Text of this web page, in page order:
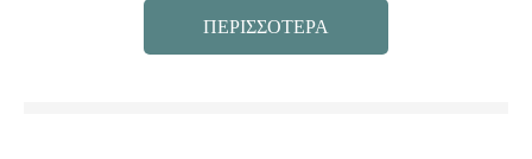
ΠΕΡΙΣΣΟΤΕΡΑ